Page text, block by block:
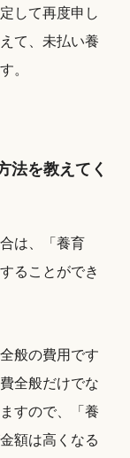
して再度申し
て、未払い養
。
法を教えてく
は、「養育
ることができ
般の費用です
全般だけでな
すので、「養
額は高くなる